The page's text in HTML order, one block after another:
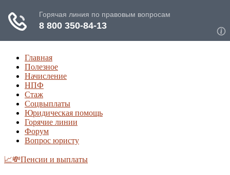
Главная
Полезное
Начисление
НПФ
Стаж
Соцвыплаты
Юридическая помощь
Горячие линии
Форум
Вопрос юристу
📈💸Пенсии и выплаты